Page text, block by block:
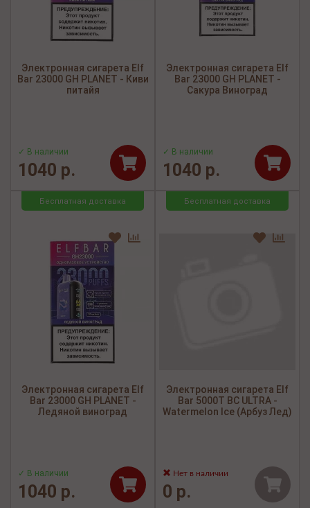
Электронная сигарета Elf
Bar 23000 GH PLANET - Киви
питайя
✓ В наличии
1040 р.
Электронная сигарета Elf
Bar 23000 GH PLANET -
Сакура Виноград
✓ В наличии
1040 р.
Бесплатная доставка
Электронная сигарета Elf
Bar 23000 GH PLANET -
Ледяной виноград
✓ В наличии
1040 р.
Бесплатная доставка
Электронная сигарета Elf
Bar 5000Т BC ULTRA -
Watermelon Ice (Арбуз Лед)
Нет в наличии
0 р.